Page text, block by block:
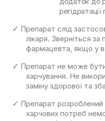
✓ Препарат слід
лікаря. Зверніться
фармацевта, якщо у
✓ Препарат не може
харчування. Не
заміну здорової та
✓ Препарат розроблений
харчових потреб